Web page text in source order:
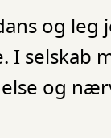
og
I selskab
og